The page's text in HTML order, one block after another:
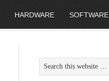
HARDWARE SOFTWARE